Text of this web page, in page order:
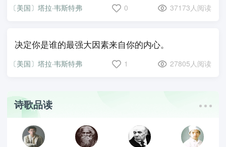
〔美国〕塔拉·韦斯特弗 0 37173人阅读
决定你是谁的最强大因素来自你的内心。
〔美国〕塔拉·韦斯特弗 1 27805人阅读
诗歌品读